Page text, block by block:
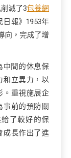
減了3包養網
日報》1953年
向，完成了增
中間的休息保
和立異力，以
。重視施展企
事前的預防關
了較好的保
成長作出了進